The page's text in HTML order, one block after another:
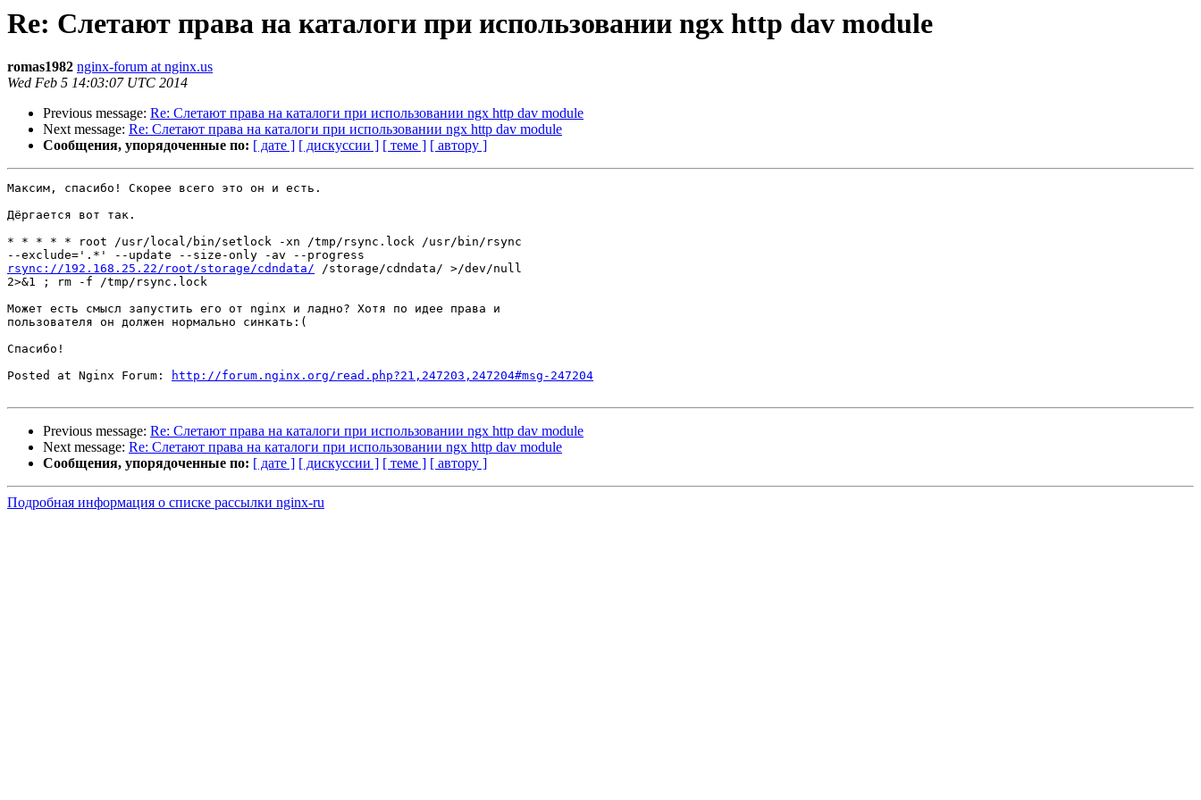
Re: Слетают права на каталоги при использовании ngx http dav module
romas1982 nginx-forum at nginx.us
Wed Feb 5 14:03:07 UTC 2014
Previous message: Re: Слетают права на каталоги при использовании ngx http dav module
Next message: Re: Слетают права на каталоги при использовании ngx http dav module
Сообщения, упорядоченные по: [ дате ] [ дискуссии ] [ теме ] [ автору ]
Максим, спасибо! Скорее всего это он и есть.
Дёргается вот так.
* * * * * root /usr/local/bin/setlock -xn /tmp/rsync.lock /usr/bin/rsync
rsync://192.168.25.22/root/storage/cdndata/ /storage/cdndata/ >/dev/null
2>&1 ; rm -f /tmp/rsync.lock
Может есть смысл запустить его от nginx и ладно? Хотя по идее права и
пользователя он должен нормально синкать:(
Спасибо!
Posted at Nginx Forum:
http://forum.nginx.org/read.php?21,247203,247204#msg-247204
Previous message: Re: Слетают права на каталоги при использовании ngx http dav module
Next message: Re: Слетают права на каталоги при использовании ngx http dav module
Сообщения, упорядоченные по: [ дате ] [ дискуссии ] [ теме ] [ автору ]
Подробная информация о списке рассылки nginx-ru